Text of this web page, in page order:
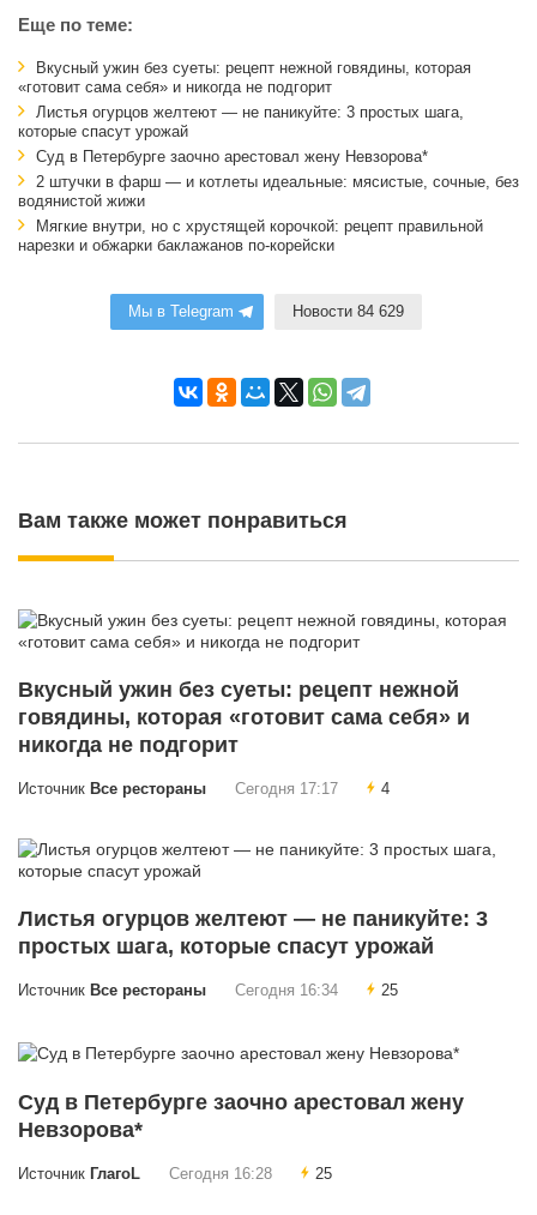
Еще по теме:
Вкусный ужин без суеты: рецепт нежной говядины, которая
«готовит сама себя» и никогда не подгорит
Листья огурцов желтеют — не паникуйте: 3 простых шага,
которые спасут урожай
Суд в Петербурге заочно арестовал жену Невзорова*
2 штучки в фарш — и котлеты идеальные: мясистые, сочные, без
водянистой жижи
Мягкие внутри, но с хрустящей корочкой: рецепт правильной
нарезки и обжарки баклажанов по-корейски
Мы в Telegram Новости 84 629
Вам также может понравиться
Вкусный ужин без суеты: рецепт нежной
говядины, которая «готовит сама себя» и
никогда не подгорит
Источник Все рестораны Сегодня 17:17 4
Листья огурцов желтеют — не паникуйте: 3
простых шага, которые спасут урожай
Источник Все рестораны Сегодня 16:34 25
Суд в Петербурге заочно арестовал жену
Невзорова*
Источник ГлагоL Сегодня 16:28 25